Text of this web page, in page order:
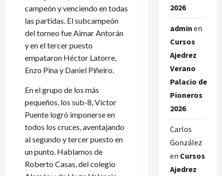
campeón y venciendo en todas
las partidas. El subcampeón
del torneo fue Aimar Antorán
y en el tercer puesto
empataron Héctor Latorre,
Enzo Pina y Daniel Piñeiro.
En el grupo de los más
pequeños, los sub-8, Víctor
Puente logró imponerse en
todos los cruces, aventajando
al segundo y tercer puesto en
un punto. Hablamos de
Roberto Casas, del colegio
2026
admin en
Cursos
Ajedrez
Verano
Palacio de
Pioneros
2026
Carlos
González
en Cursos
Ajedrez